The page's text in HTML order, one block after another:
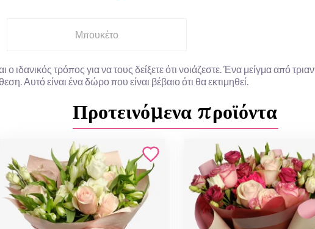
Μπουκέτο
ο ιδανικός τρόπος για να τους δείξετε ότι νοιάζεστε. Ένα μείγμα από
Αυτό είναι ένα δώρο που είναι βέβαιο ότι θα εκτιμηθεί.
Προτεινόμενα προϊόντα